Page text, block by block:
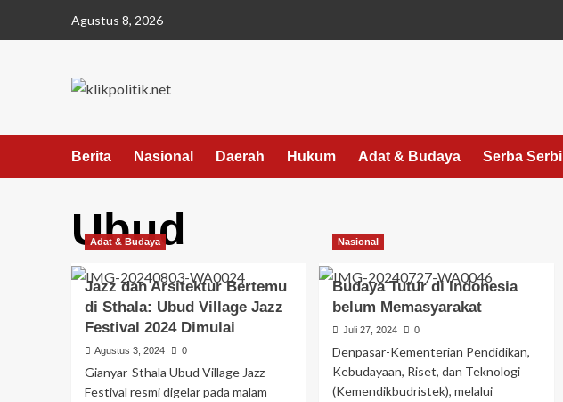
Agustus 8, 2026
Berita Nasional Daerah Hukum Adat & Budaya Serba Serbi
Ubud
Adat & Budaya
Jazz dan Arsitektur Bertemu
di Sthala: Ubud Village Jazz
Festival 2024 Dimulai
Agustus 3, 2024 0
Gianyar-Sthala Ubud Village Jazz
Festival resmi digelar pada malam
Nasional
Budaya Tutur di Indonesia
belum Memasyarakat
Juli 27, 2024 0
Denpasar-Kementerian Pendidikan,
Kebudayaan, Riset, dan Teknologi
(Kemendikbudristek), melalui